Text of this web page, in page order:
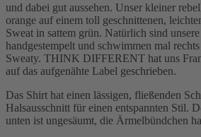
und dabei gut aussehen. Unser kleiner
orange auf einem toll geschnittenen,
Sweat in sattem grün. Natürlich sind
handgestempelt und schwimmen mal
Sweaty. THINK DIFFERENT hat uns
auf das aufgenähte Label geschrieben.
Das Shirt hat einen lässigen, fließenden
Halsausschnitt für einen entspannten Stil.
unten ist ungesäumt, die Ärmelbündchen